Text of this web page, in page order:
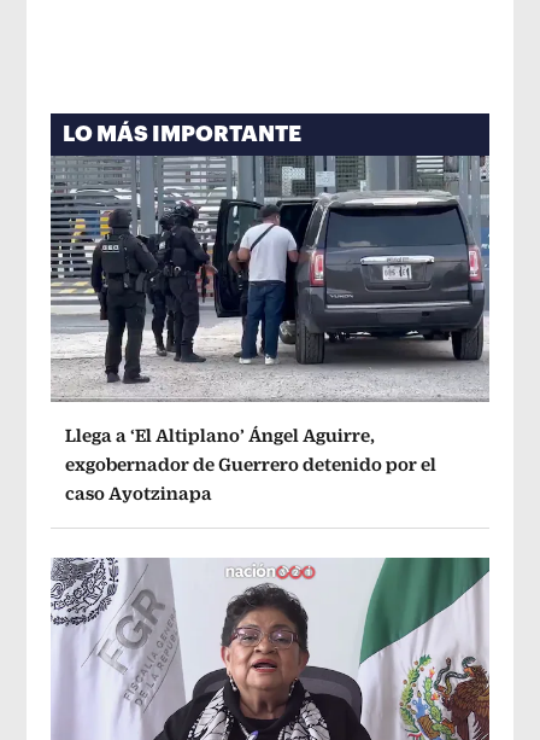
LO MÁS IMPORTANTE
Llega a ‘El Altiplano’ Ángel Aguirre,
exgobernador de Guerrero detenido por el
caso Ayotzinapa